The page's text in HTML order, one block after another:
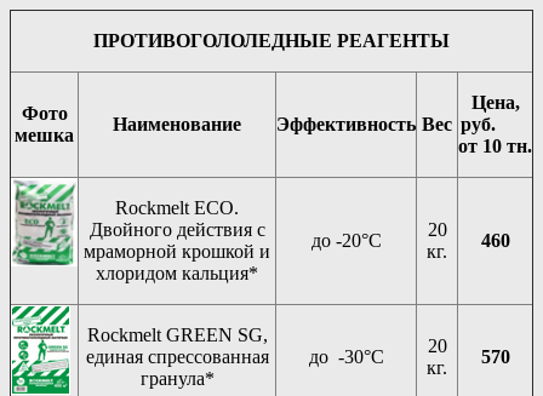
ПРОТИВОГОЛОЛЕДНЫЕ РЕАГЕНТЫ
Фото
мешка
Наименование Эффективность Вес
Цена,
руб.
от 10 тн.
Rockmelt ECO.
Двойного действия с
мраморной крошкой и
хлоридом кальция*
до -20°C
20
кг.
460
Rockmelt GREEN SG,
единая спрессованная
гранула*
до -30°C
20
кг.
570